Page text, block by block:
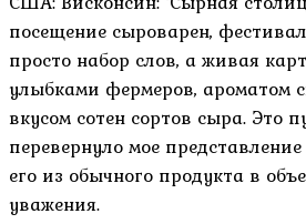
посещение сыроварен,
просто набор слов, а живая
улыбками фермеров, ароматом
вкусом сотен сортов сыра. Это
перевернуло мое
его из обычного продукта в
уважения.